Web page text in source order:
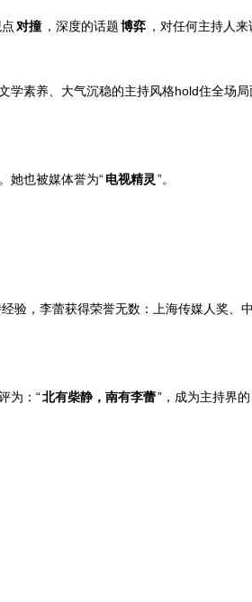
对撞 ，深度的话题博弈 ，对任何主持人
学素养、大气沉稳的主持风格hold住全场
她也被媒体誉为“电视精灵 ”。
验，李蕾获得荣誉无数：上海传媒人奖、
为： “北有柴静，南有李蕾” ，成为主持界的